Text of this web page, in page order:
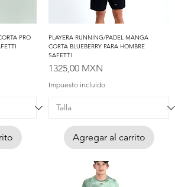
PRO
PLAYERA RUNNING/PADEL MANGA
CORTA BLUEBERRY PARA HOMBRE
SAFETTI
Precio
1325,00 MXN
Impuesto incluido
Agregar al carrito